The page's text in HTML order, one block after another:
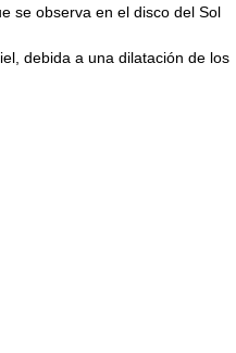
se observa en el disco del Sol
debida a una dilatación de los